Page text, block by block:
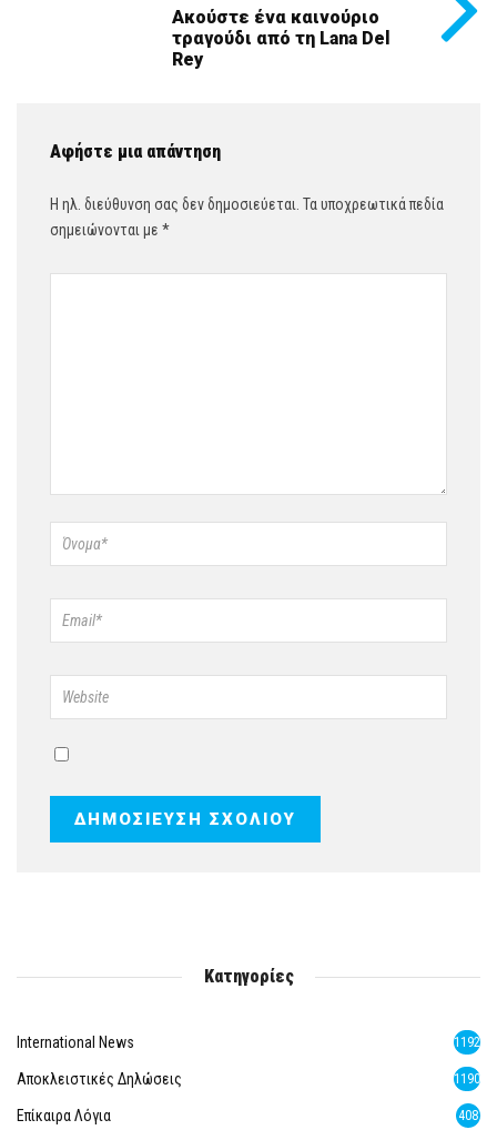
Ακούστε ένα καινούριο
τραγούδι από τη Lana Del
Rey
Αφήστε μια απάντηση
Η ηλ. διεύθυνση σας δεν δημοσιεύεται. Τα υποχρεωτικά πεδία
σημειώνονται με *
Κατηγορίες
International News 1192
Αποκλειστικές Δηλώσεις 1190
Επίκαιρα Λόγια 408